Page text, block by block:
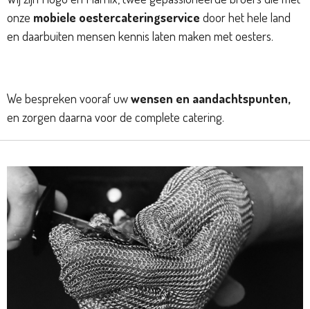
onze mobiele oestercateringservice door het hele land
en daarbuiten mensen kennis laten maken met oesters.
We bespreken vooraf uwwensen en aandachtspunten,
en zorgen daarna voor de complete catering.